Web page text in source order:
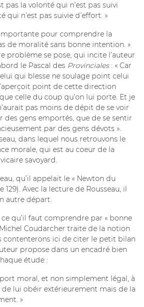
pas la volonté qui n’est pas suivi
qui n’est pas suivie d’effort. »
pour comprendre la
de moralité sans bonne intention. »
problème se pose, qui incite l’auteur
le Pascal des Provinciales: « Car
qui blesse ne soulage point celui
point de cette direction
celle du coup qu’on lui porte. Et je
pas moins de dépit de se voir
gens emportés, que de se sentir
par des gens dévots ».
dans lequel nous retrouvons le
morale, qui est au coeur de la
savoyard.
qu’il appelait le « Newton du
Avec la lecture de Rousseau, il
autre départ.
qu’il faut comprendre par « bonne
Coudarcher traite de la notion
contenterons ici de citer le petit bilan
propose dans un encadré bien
étude :
moral, et non simplement légal, à
de lui obéir extérieurement mais de la
»